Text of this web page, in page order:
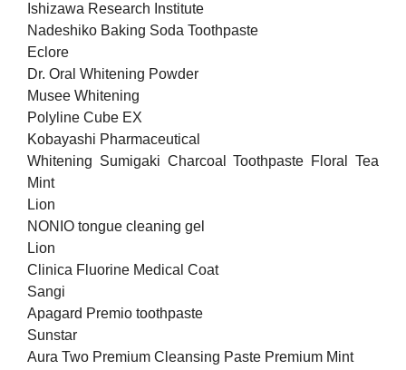
Ishizawa Research Institute
Nadeshiko Baking Soda Toothpaste
Eclore
Dr. Oral Whitening Powder
Musee Whitening
Polyline Cube EX
Kobayashi Pharmaceutical
Whitening Sumigaki Charcoal Toothpaste Floral Tea
Mint
Lion
NONIO tongue cleaning gel
Lion
Clinica Fluorine Medical Coat
Sangi
Apagard Premio toothpaste
Sunstar
Aura Two Premium Cleansing Paste Premium Mint